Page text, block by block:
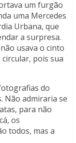
um furgão
uma Mercedes
Urbana, que
a surpresa.
usava o cinto
pois sua
do
Não admiraria se
para não
os
todos, mas a